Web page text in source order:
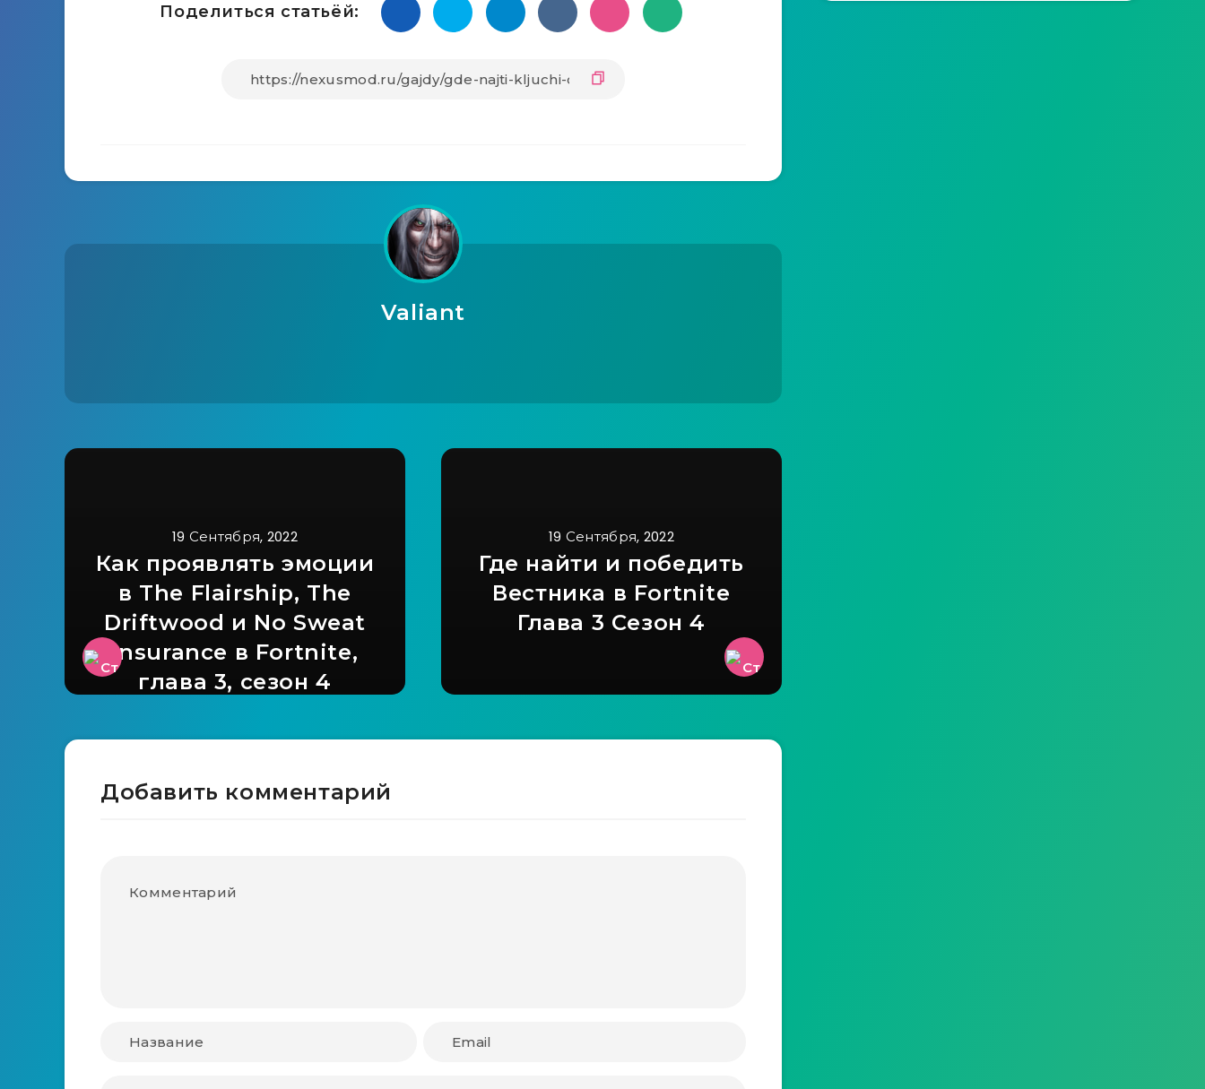
Поделиться статьёй:
Valiant
19 Сентября, 2022
Как проявлять эмоции
в The Flairship, The
Driftwood и No Sweat
Insurance в Fortnite,
глава 3, сезон 4
19 Сентября, 2022
Где найти и победить
Вестника в Fortnite
Глава 3 Сезон 4
Добавить комментарий